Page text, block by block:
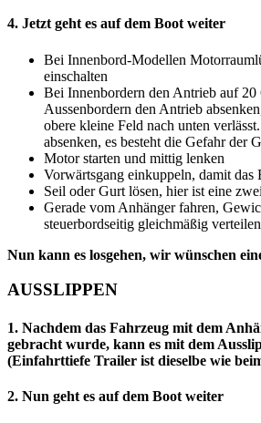
4. Jetzt geht es auf dem Boot weiter
Bei Innenbord-Modellen
einschalten
Bei Innenbordern den Antrieb auf 20
Aussenbordern den Antrieb
obere kleine Feld nach unten verlässt.
absenken, es besteht die Gefahr der
Motor starten und mittig lenken
Vorwärtsgang einkuppeln, damit
Seil oder Gurt lösen, hier ist eine
Gerade vom Anhänger fahren,
steuerbordseitig gleichmäßig verteilen
Nun kann es losgehen, wir wünschen
AUSSLIPPEN
1. Nachdem das Fahrzeug mit dem
gebracht wurde, kann es mit dem
(Einfahrttiefe Trailer ist dieselbe wie
2. Nun geht es auf dem Boot weiter